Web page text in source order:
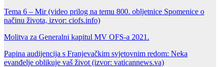
Tema 6 – Mir (video prilog na temu 800. obljetnice Spomenice o
načinu života, izvor: ciofs.info)
Molitva za Generalni kapitul MV OFS-a 2021.
Papina audijencija s Franjevačkim svjetovnim redom: Neka
evanđelje oblikuje vaš život (izvor: vaticannews.va)